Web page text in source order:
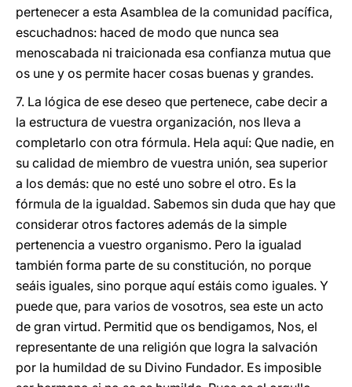
pertenecer a esta Asamblea de la comunidad pacífica,
escuchadnos: haced de modo que nunca sea
menoscabada ni traicionada esa confianza mutua que
os une y os permite hacer cosas buenas y grandes.
7. La lógica de ese deseo que pertenece, cabe decir a
la estructura de vuestra organización, nos lleva a
completarlo con otra fórmula. Hela aquí: Que nadie, en
su calidad de miembro de vuestra unión, sea superior
a los demás: que no esté uno sobre el otro. Es la
fórmula de la igualdad. Sabemos sin duda que hay que
considerar otros factores además de la simple
pertenencia a vuestro organismo. Pero la igualad
también forma parte de su constitución, no porque
seáis iguales, sino porque aquí estáis como iguales. Y
puede que, para varios de vosotros, sea este un acto
de gran virtud. Permitid que os bendigamos, Nos, el
representante de una religión que logra la salvación
por la humildad de su Divino Fundador. Es imposible